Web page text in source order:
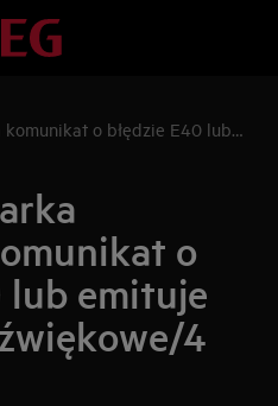
o błędzie E40 lub
o
lub emituje
4